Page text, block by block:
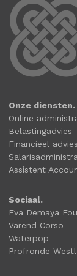
Onze diensten.
Online
Belastingadvies
Financieel advies
Assistent
Sociaal.
Eva Demaya
Varend Corso
Waterpop
Profronde